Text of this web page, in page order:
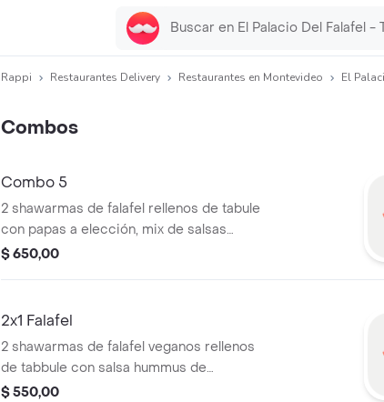
Rappi Restaurantes Delivery Restaurantes en Montevideo El
Combos
Combo 5
2 shawarmas de falafel rellenos de tabule
con papas a elección, mix de salsas
árabes: hummus de garbanzos,
$ 650,00
2x1 Falafel
2 shawarmas de falafel veganos rellenos
de tabbule con salsa hummus de
garbanzos.
$ 550,00